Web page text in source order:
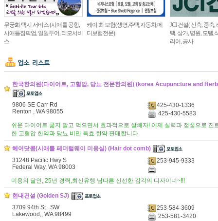
무궁화 택시 서비스 (시애틀 공항,
시애틀집픽업, 일일투어, 리모서비
스
케이 최 보험(생명,주택,자동차,메
디보험전문)
JCI 건설( 신축, 중축,
택, 상가, 병원, 모텔,
리어, 공사
한국한의원(다이어트, 고혈압, 당뇨 전문한의원) (korea Acupuncture and
9806 SE Carr Rd
Renton , WA 98055
425-430-1336
425-430-5583
쉬운 다이어트 굶지 말고 먹으면서 효과적으로 살빼자! 이제 실력과 정성으로
한 고혈압 한약과 당뇨 비만 특효 한약 판매합니다.
헤어닷콤(시애틀 페더럴웨이 미용실) (Hair dot comb)
31248 Pacific Hwy S
Federal Way, WA 98003
253-945-9333
미용의 달인, 25년 경력,최신유행 남다른 신선한 감각의 디자이너~!!!
현대건설 (Golden SJ)
3709 94th St . SW
Lakewood,, WA 98499
253-584-3609
253-581-3420